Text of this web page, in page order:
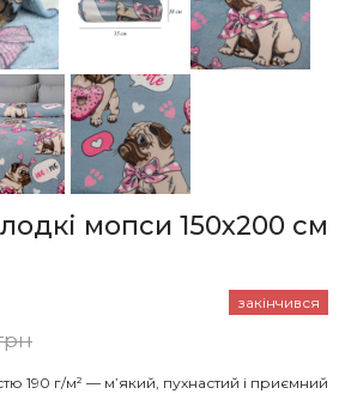
мопси 150x200 см
закінчився
190 г/м² — м’який, пухнастий і приємний